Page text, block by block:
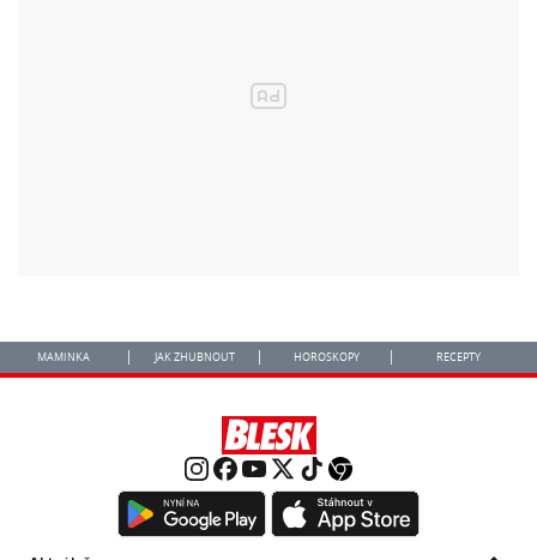
MAMINKA JAK ZHUBNOUT HOROSKOPY RECEPTY